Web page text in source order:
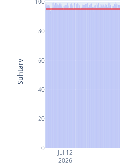
Jul 12
2026
0
20
40
60
80
Suhtarv